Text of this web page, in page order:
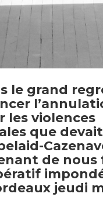
le grand
les violences
que
de nous
jeudi